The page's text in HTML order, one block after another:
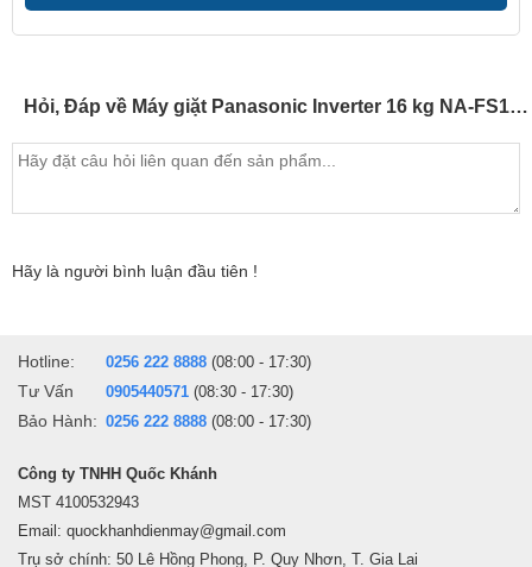
Mâm giặt 8 cánh Active Wave tạo luồng nước mạnh mẽ theo chiều
hiệu ứng giặt kiểu chà giúp loại bỏ những vết bẩn cứng đầu, giúp
Hỏi, Đáp về Máy giặt Panasonic Inverter 16 kg NA-FS16V5SRV
Hãy là người bình luận đầu tiên !
Hotline: 0256 222 8888 (08:00 - 17:30)
Tư Vấn 0905440571 (08:30 - 17:30)
Bảo Hành: 0256 222 8888 (08:00 - 17:30)
Công ty TNHH Quốc Khánh
MST 4100532943
Email: quockhanhdienmay@gmail.com
Trụ sở chính: 50 Lê Hồng Phong, P. Quy Nhơn, T. Gia Lai